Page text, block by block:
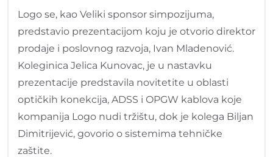
Logo se, kao Veliki sponsor simpozijuma,
predstavio prezentacijom koju je otvorio direktor
prodaje i poslovnog razvoja, Ivan Mladenović.
Koleginica Jelica Kunovac, je u nastavku
prezentacije predstavila novitetite u oblasti
optičkih konekcija, ADSS i OPGW kablova koje
kompanija Logo nudi tržištu, dok je kolega Biljan
Dimitrijević, govorio o sistemima tehničke
zaštite.